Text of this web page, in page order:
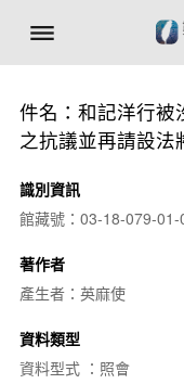
件名：和記洋行被
之抗議並再請設法
識別資訊
館藏號：03-18-079-01-
著作者
產生者：英麻使
資料類型
資料型式 ：照會